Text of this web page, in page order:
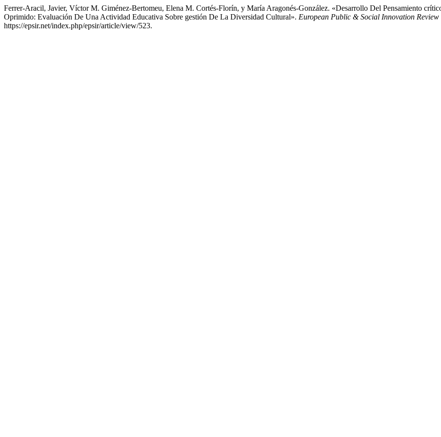
Ferrer-Aracil, Javier, Víctor M. Giménez-Bertomeu, Elena M. Cortés-Florín, y María Aragonés-González. «Desarrollo Del Pensamiento
Oprimido: Evaluación De Una Actividad Educativa Sobre gestión De La Diversidad Cultural». European Public & Social Innovation Review
https://epsir.net/index.php/epsir/article/view/523.